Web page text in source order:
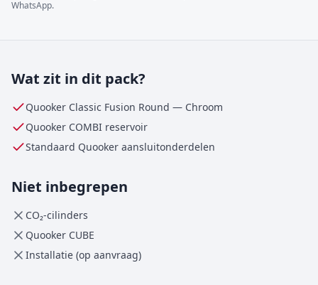
WhatsApp.
Wat zit in dit pack?
Quooker Classic Fusion Round — Chroom
Quooker COMBI reservoir
Standaard Quooker aansluitonderdelen
Niet inbegrepen
CO₂-cilinders
Quooker CUBE
Installatie (op aanvraag)